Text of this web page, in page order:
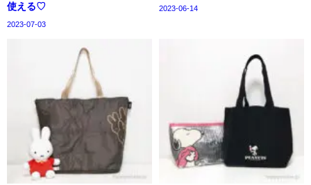
使える♡
2023-07-03
2023-06-14